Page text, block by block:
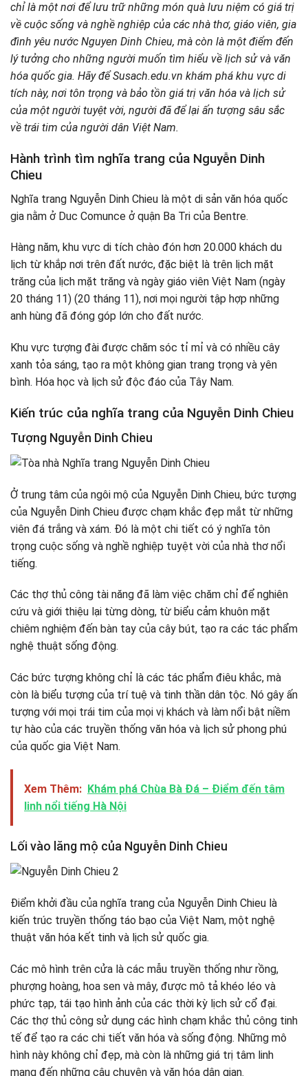
chỉ là một nơi để lưu trữ những món quà lưu niệm có giá trị
về cuộc sống và nghề nghiệp của các nhà thơ, giáo viên, gia
đình yêu nước Nguyen Dinh Chieu, mà còn là một điểm đến
lý tưởng cho những người muốn tìm hiểu về lịch sử và văn
hóa quốc gia. Hãy để Susach.edu.vn khám phá khu vực di
tích này, nơi tôn trọng và bảo tồn giá trị văn hóa và lịch sử
của một người tuyệt vời, người đã để lại ấn tượng sâu sắc
về trái tim của người dân Việt Nam.
Hành trình tìm nghĩa trang của Nguyễn Dinh
Chieu
Nghĩa trang Nguyễn Dinh Chieu là một di sản văn hóa quốc
gia nằm ở Duc Comunce ở quận Ba Tri của Bentre.
Hàng năm, khu vực di tích chào đón hơn 20.000 khách du
lịch từ khắp nơi trên đất nước, đặc biệt là trên lịch mặt
trăng của lịch mặt trăng và ngày giáo viên Việt Nam (ngày
20 tháng 11) (20 tháng 11), nơi mọi người tập hợp những
anh hùng đã đóng góp lớn cho đất nước.
Khu vực tượng đài được chăm sóc tỉ mỉ và có nhiều cây
xanh tỏa sáng, tạo ra một không gian trang trọng và yên
bình. Hóa học và lịch sử độc đáo của Tây Nam.
Kiến trúc của nghĩa trang của Nguyễn Dinh Chieu
Tượng Nguyễn Dinh Chieu
Ở trung tâm của ngôi mộ của Nguyễn Dinh Chieu, bức tượng
của Nguyễn Dinh Chieu được chạm khắc đẹp mắt từ những
viên đá trắng và xám. Đó là một chi tiết có ý nghĩa tôn
trọng cuộc sống và nghề nghiệp tuyệt vời của nhà thơ nổi
tiếng.
Các thợ thủ công tài năng đã làm việc chăm chỉ để nghiên
cứu và giới thiệu lại từng dòng, từ biểu cảm khuôn mặt
chiêm nghiệm đến bàn tay của cây bút, tạo ra các tác phẩm
nghệ thuật sống động.
Các bức tượng không chỉ là các tác phẩm điêu khắc, mà
còn là biểu tượng của trí tuệ và tinh thần dân tộc. Nó gây ấn
tượng với mọi trái tim của mọi vị khách và làm nổi bật niềm
tự hào của các truyền thống văn hóa và lịch sử phong phú
của quốc gia Việt Nam.
Xem Thêm: Khám phá Chùa Bà Đá – Điểm đến tâm
linh nổi tiếng Hà Nội
Lối vào lăng mộ của Nguyễn Dinh Chieu
Điểm khởi đầu của nghĩa trang của Nguyễn Dinh Chieu là
kiến ​​trúc truyền thống táo bạo của Việt Nam, một nghệ
thuật văn hóa kết tinh và lịch sử quốc gia.
Các mô hình trên cửa là các mẫu truyền thống như rồng,
phượng hoàng, hoa sen và mây, được mô tả khéo léo và
phức tạp, tái tạo hình ảnh của các thời kỳ lịch sử cổ đại.
Các thợ thủ công sử dụng các hình chạm khắc thủ công tinh
tế để tạo ra các chi tiết văn hóa và sống động. Những mô
hình này không chỉ đẹp, mà còn là những giá trị tâm linh
mang đến những câu chuyện và văn hóa dân gian.